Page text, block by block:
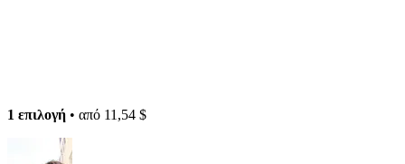
1 επιλογή • από 11,54 $